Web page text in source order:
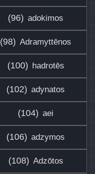
(96) adokimos
(98) Adramyttēnos
(100) hadrotēs
(102) adynatos
(104) aei
(106) adzymos
(108) Adzōtos